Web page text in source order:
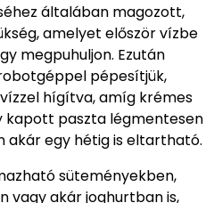
általában magozott,
amelyet először vízbe
megpuhuljon. Ezután
pépesítjük,
hígítva, amíg krémes
kapott paszta légmentesen
akár egy hétig is eltartható.
süteményekben,
vagy akár joghurtban is,